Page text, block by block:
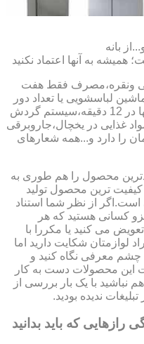
بانه
به آنها اعتماد نکنید
ونقره،مصرف فقط هفت
لباسشویی یا تعداد دور
دیگ درونی،شست و شوی ظروف تنها در 12 دقیقه،سیستم گردش
غذایی در یخچال،جاروبرقی
را دارد و...همه شعارهای
محصول را هم طوری به
کیفیت ترین محصول تولید
از نظر شما استناد
کسانی هستید که هر
می کنید یا مکررا با
لوازمتان شکایت دارید اما
چشم معرفی نگاه کنید و
این محصولات دست به کار
با یک بار بررسی از
ندیده بودید.
که باید بدانید